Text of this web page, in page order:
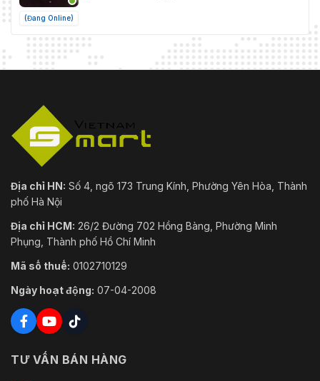
(Đang Online)
Địa chỉ HN: Số 4, ngõ 173 Trung Kính, Phường Yên Hòa, Thành
phố Hà Nội
Địa chỉ HCM: 26/2 Đường 702 Hồng Bàng, Phường Minh
Phụng, Thành phố Hồ Chí Minh
Mã số thuế: 0102710129
Ngày hoạt động: 07-04-2008
TƯ VẤN BÁN HÀNG